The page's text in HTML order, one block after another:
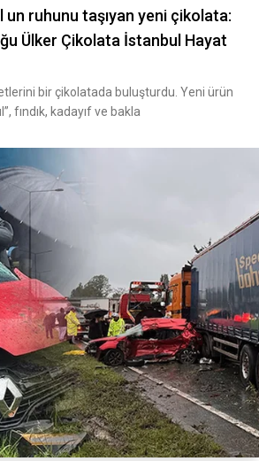
un ruhunu taşıyan yeni çikolata:
Ülker Çikolata İstanbul Hayat
bir çikolatada buluşturdu. Yeni ürün
fındık, kadayıf ve bakla